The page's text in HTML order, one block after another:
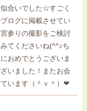
合いでした☆すごく
ログに掲載させてい
参りの撮影をご検討
てくださいね(^^♪ち
おめでとうございま
いました！またお会
います（＾ｖ＾）❤